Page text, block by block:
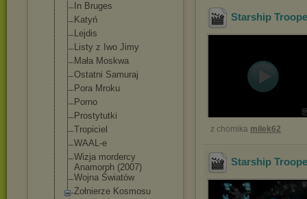
In Bruges
Katyń
Lejdis
Listy z Iwo Jimy
Mała Moskwa
Ostatni Samuraj
Pora Mroku
Porno
Prostytutki
Tropiciel
WAAL-e
Wizja mordercy
Anamorph (2007)
Wojna Światów
Żołnierze Kosmosu
Starship
z chomika milek62
Starship